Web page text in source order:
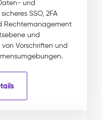
und
SSO, 2FA
Rechtemanagement
und
Vorschriften und